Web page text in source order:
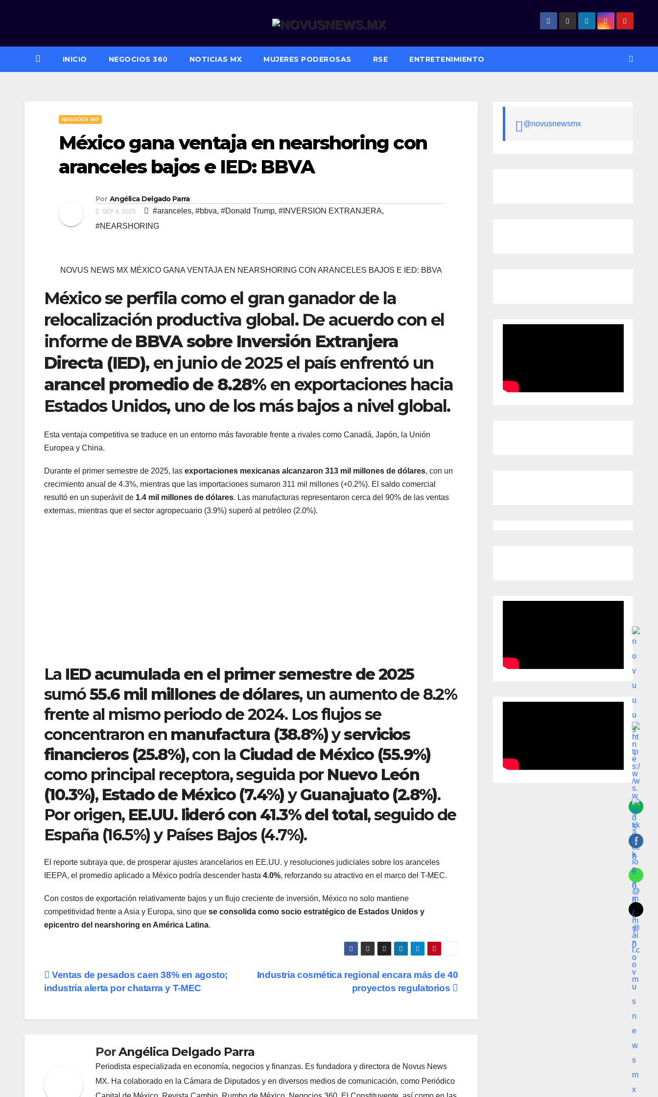
INICIO NEGOCIOS 360 NOTICIAS MX MUJERES PODEROSAS RSE ENTRETENIMIENTO
NEGOCIOS 360
México gana ventaja en nearshoring con
aranceles bajos e IED: BBVA
Por Angélica Delgado Parra
SEP 8, 2025 #aranceles, #bbva, #Donald Trump, #INVERSION EXTRANJERA,
#NEARSHORING
NOVUS NEWS MX MÉXICO GANA VENTAJA EN NEARSHORING CON ARANCELES BAJOS E IED: BBVA
México se perfila como el gran ganador de la
relocalización productiva global. De acuerdo con el
informe deBBVA sobre Inversión Extranjera
Directa (IED), en junio de 2025 el país enfrentó un
arancel promedio de 8.28%en exportaciones hacia
Estados Unidos, uno de los más bajos a nivel global.
Esta ventaja competitiva se traduce en un entorno más favorable frente a rivales como Canadá, Japón, la Unión
Europea y China.
Durante el primer semestre de 2025, las exportaciones mexicanas alcanzaron 313 mil millones de dólares, con un
crecimiento anual de 4.3%, mientras que las importaciones sumaron 311 mil millones (+0.2%). El saldo comercial
resultó en un superávit de 1.4 mil millones de dólares. Las manufacturas representaron cerca del 90% de las ventas
externas, mientras que el sector agropecuario (3.9%) superó al petróleo (2.0%).
La IED acumulada en el primer semestre de 2025
sumó55.6 mil millones de dólares, un aumento de 8.2%
frente al mismo periodo de 2024. Los flujos se
concentraron en manufactura (38.8%)yservicios
financieros (25.8%), con la Ciudad de México (55.9%)
como principal receptora, seguida por Nuevo León
(10.3%), Estado de México (7.4%)yGuanajuato (2.8%).
Por origen, EE.UU. lideró con 41.3% del total, seguido de
España (16.5%) y Países Bajos (4.7%).
El reporte subraya que, de prosperar ajustes arancelarios en EE.UU. y resoluciones judiciales sobre los aranceles
IEEPA, el promedio aplicado a México podría descender hasta 4.0%, reforzando su atractivo en el marco del T-MEC.
Con costos de exportación relativamente bajos y un flujo creciente de inversión, México no solo mantiene
competitividad frente a Asia y Europa, sino que se consolida como socio estratégico de Estados Unidos y
epicentro del nearshoring en América Latina.
Navegación
entradas
Industria cosmética regional encara más de 40
proyectos regulatorios
Ventas de pesados caen 38% en agosto;
industria alerta por chatarra y T-MEC
PorAngélica Delgado Parra
Periodista especializada en economía, negocios y finanzas. Es fundadora y directora de Novus News
MX. Ha colaborado en la Cámara de Diputados y en diversos medios de comunicación, como Periódico
@novusnewsmx